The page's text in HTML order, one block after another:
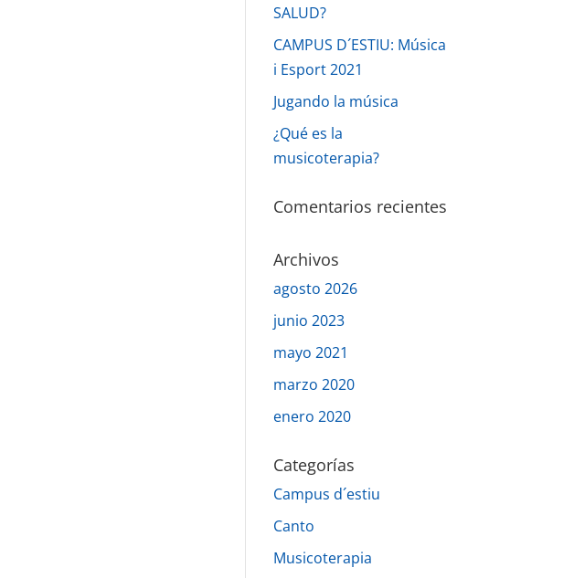
SALUD?
CAMPUS D´ESTIU: Música
i Esport 2021
Jugando la música
¿Qué es la
musicoterapia?
Comentarios recientes
Archivos
agosto 2026
junio 2023
mayo 2021
marzo 2020
enero 2020
Categorías
Campus d´estiu
Canto
Musicoterapia